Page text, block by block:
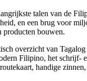
talen van de
en een brug voor
producten bouwen.
overzicht van
Filipino, het schrijf-
handige